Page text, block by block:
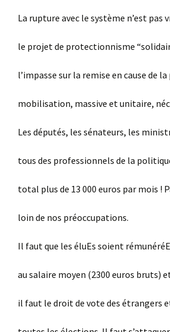
La rupture avec le système n’est pas
le projet de protectionnisme
l’impasse sur la remise en cause de
mobilisation, massive et unitaire,
Les députés, les sénateurs, les
tous des professionnels de la
total plus de 13 000 euros par mois !
loin de nos préoccupations.
Il faut que les éluEs soient
au salaire moyen (2300 euros bruts)
il faut le droit de vote des étrangers